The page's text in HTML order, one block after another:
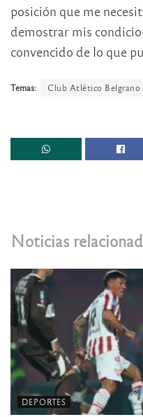
posición que me
demostrar mis
convencido de lo que
Temas: Club Atlético Belgrano
Noticias
DEPORTES